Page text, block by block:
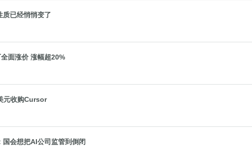
质已经悄悄变了
面涨价 涨幅超20%
元收购Cursor
会想把AI公司监管到倒闭